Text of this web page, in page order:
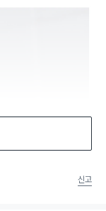
따라 제조되어 식품 또
라는 표시입니다.
신고